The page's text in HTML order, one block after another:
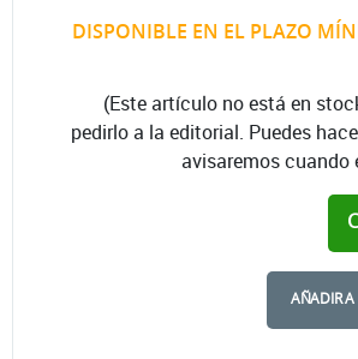
DISPONIBLE EN EL PLAZO
(Este artículo no está en
pedirlo a la editorial. Puedes
avisaremos cuando
AÑADIR A